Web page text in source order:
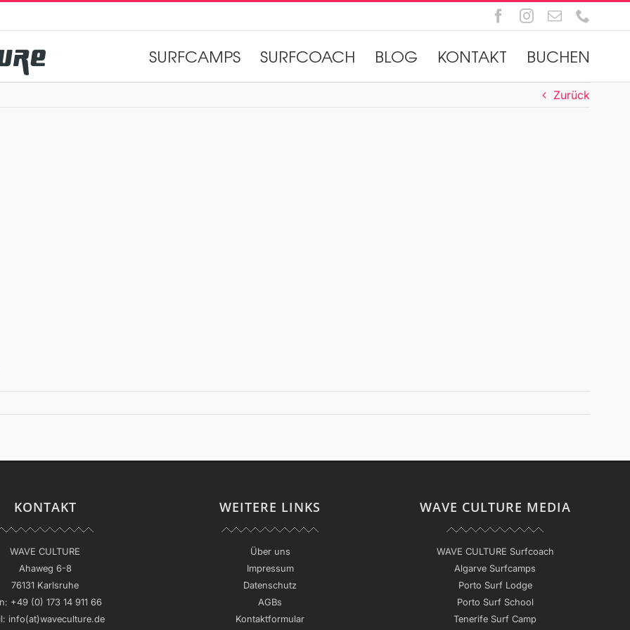
Facebook
Instagram
E-
Mail
SURFCAMPS SURFCOACH BLOG KONTAKT BUCHEN
Zurück
KONTAKT
WAVE CULTURE
Ahaweg 6-8
76131 Karlsruhe
+49 (0) 173 14 911 66
info(at)waveculture.de
WEITERE LINKS
Über uns
Impressum
Datenschutz
AGBs
Kontaktformular
WAVE CULTURE MEDIA
WAVE CULTURE Surfcoach
Algarve Surfcamps
Porto Surf Lodge
Porto Surf School
Tenerife Surf Camp